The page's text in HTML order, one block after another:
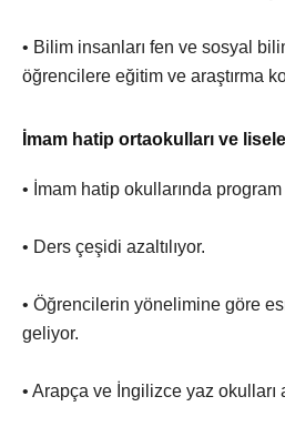
• Bilim insanları fen ve sosyal
öğrencilere eğitim ve araştırma
İmam hatip ortaokulları ve
• İmam hatip okullarında
• Ders çeşidi azaltılıyor.
• Öğrencilerin yönelimine göre
geliyor.
• Arapça ve İngilizce yaz okulları